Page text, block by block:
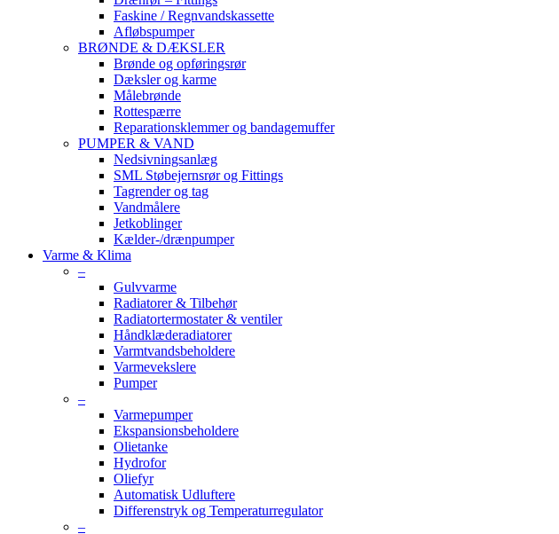
Faskine / Regnvandskassette
Afløbspumper
BRØNDE & DÆKSLER
Brønde og opføringsrør
Dæksler og karme
Målebrønde
Rottespærre
Reparationsklemmer og bandagemuffer
PUMPER & VAND
Nedsivningsanlæg
SML Støbejernsrør og Fittings
Tagrender og tag
Vandmålere
Jetkoblinger
Kælder-/drænpumper
Varme & Klima
–
Gulvvarme
Radiatorer & Tilbehør
Radiatortermostater & ventiler
Håndklæderadiatorer
Varmtvandsbeholdere
Varmevekslere
Pumper
–
Varmepumper
Ekspansionsbeholdere
Olietanke
Hydrofor
Oliefyr
Automatisk Udluftere
Differenstryk og Temperaturregulator
–